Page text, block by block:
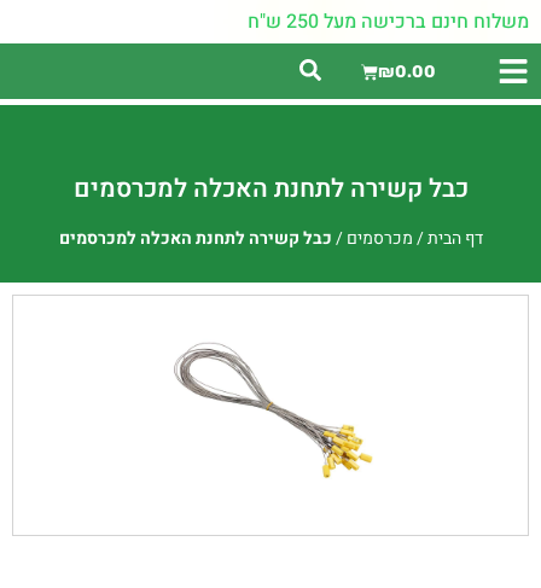
משלוח חינם ברכישה מעל 250 ש"ח
₪0.00
כבל קשירה לתחנת האכלה למכרסמים
דף הבית/מכרסמים/כבל קשירה לתחנת האכלה למכרסמים